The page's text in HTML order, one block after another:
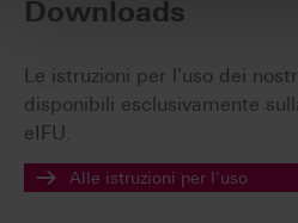
Downloads
Le istruzioni per l'uso dei
disponibili esclusivamente
eIFU.
Alle istruzioni per l'uso